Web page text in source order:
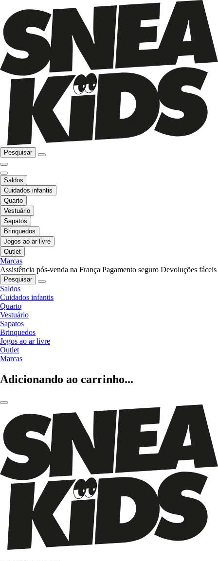
Pesquisar
Saldos
Cuidados infantis
Quarto
Vestuário
Sapatos
Brinquedos
Jogos ao ar livre
Outlet
Marcas
Assistência pós-venda na França Pagamento seguro Devoluções fáceis
Pesquisar
Saldos
Cuidados infantis
Quarto
Vestuário
Sapatos
Brinquedos
Jogos ao ar livre
Outlet
Marcas
Adicionando ao carrinho...